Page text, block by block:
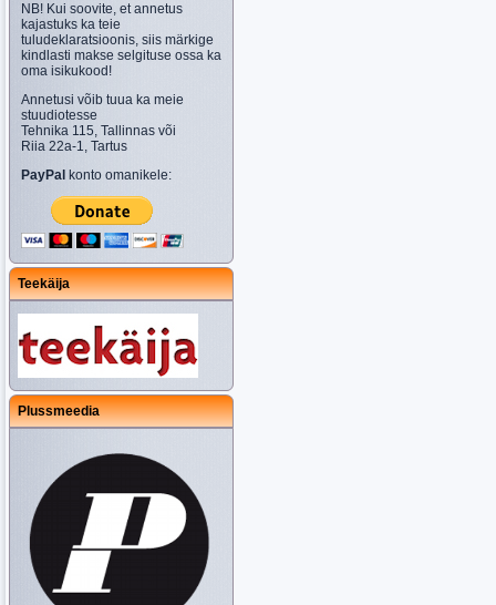
NB! Kui soovite, et annetus
kajastuks ka teie
tuludeklaratsioonis, siis märkige
kindlasti makse selgituse ossa ka
oma isikukood!
Annetusi võib tuua ka meie
stuudiotesse
Tehnika 115, Tallinnas või
Riia 22a-1, Tartus
PayPal konto omanikele:
Teekäija
Plussmeedia